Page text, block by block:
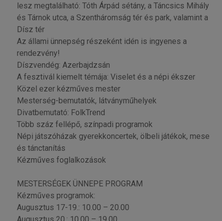
lesz megtalálható: Tóth Árpád sétány, a Táncsics Mihály
és Tárnok utca, a Szentháromság tér és park, valamint a
Dísz tér
Az állami ünnepség részeként idén is ingyenes a
rendezvény!
Díszvendég: Azerbajdzsán
A fesztivál kiemelt témája: Viselet és a népi ékszer
Közel ezer kézműves mester
Mesterség-bemutatók, látványműhelyek
Divatbemutató: FolkTrend
Több száz fellépő, színpadi programok
Népi játszóházak gyerekkoncertek, ölbeli játékok, mese
és tánctanítás
Kézműves foglalkozások
MESTERSÉGEK ÜNNEPE PROGRAM
Kézműves programok:
Augusztus 17-19.: 10.00 – 20.00